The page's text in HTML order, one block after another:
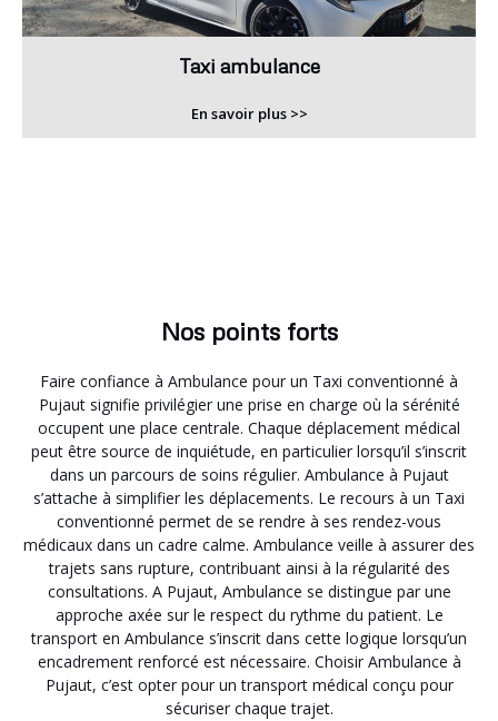
Taxi ambulance
En savoir plus >>
Nos points forts
Faire confiance à Ambulance pour un Taxi conventionné à
Pujaut signifie privilégier une prise en charge où la sérénité
occupent une place centrale. Chaque déplacement médical
peut être source de inquiétude, en particulier lorsqu’il s’inscrit
dans un parcours de soins régulier. Ambulance à Pujaut
s’attache à simplifier les déplacements. Le recours à un Taxi
conventionné permet de se rendre à ses rendez-vous
médicaux dans un cadre calme. Ambulance veille à assurer des
trajets sans rupture, contribuant ainsi à la régularité des
consultations. A Pujaut, Ambulance se distingue par une
approche axée sur le respect du rythme du patient. Le
transport en Ambulance s’inscrit dans cette logique lorsqu’un
encadrement renforcé est nécessaire. Choisir Ambulance à
Pujaut, c’est opter pour un transport médical conçu pour
sécuriser chaque trajet.